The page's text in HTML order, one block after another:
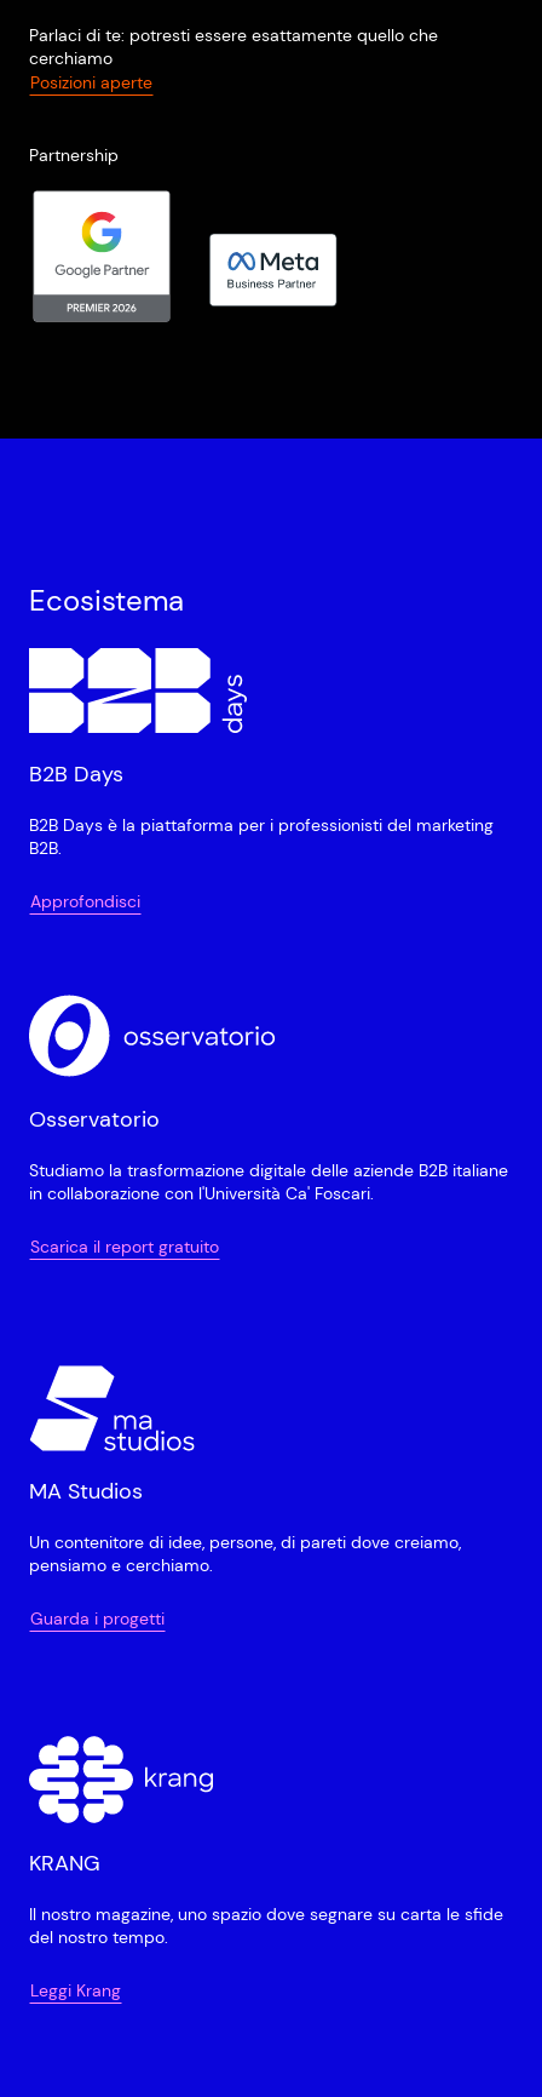
Parlaci di te: potresti essere esattamente quello che
cerchiamo
Posizioni aperte
Partnership
Ecosistema
B2B Days
B2B Days è la piattaforma per i professionisti del marketing
B2B.
Approfondisci
Osservatorio
Studiamo la trasformazione digitale delle aziende B2B italiane
in collaborazione con l'Università Ca' Foscari.
Scarica il report gratuito
MA Studios
Un contenitore di idee, persone, di pareti dove creiamo,
pensiamo e cerchiamo.
Guarda i progetti
KRANG
Il nostro magazine, uno spazio dove segnare su carta le sfide
del nostro tempo.
Leggi Krang